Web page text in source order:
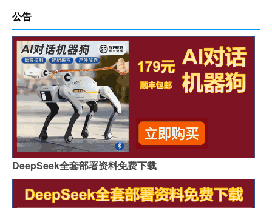
公告
DeepSeek全套部署资料免费下载